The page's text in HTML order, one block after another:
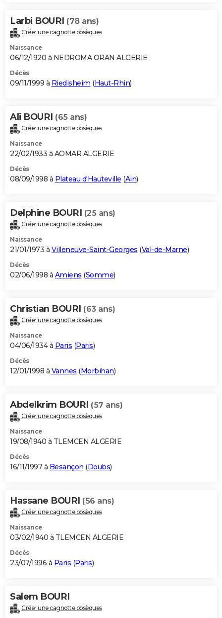
Larbi BOURI (78 ans)
Créer une cagnotte obsèques
Naissance
06/12/1920 à NEDROMA ORAN ALGERIE
Décès
09/11/1999 à Riedisheim (Haut-Rhin)
Ali BOURI (65 ans)
Créer une cagnotte obsèques
Naissance
22/02/1933 à AOMAR ALGERIE
Décès
08/09/1998 à Plateau d'Hauteville (Ain)
Delphine BOURI (25 ans)
Créer une cagnotte obsèques
Naissance
21/01/1973 à Villeneuve-Saint-Georges (Val-de-Marne)
Décès
02/06/1998 à Amiens (Somme)
Christian BOURI (63 ans)
Créer une cagnotte obsèques
Naissance
04/06/1934 à Paris (Paris)
Décès
12/01/1998 à Vannes (Morbihan)
Abdelkrim BOURI (57 ans)
Créer une cagnotte obsèques
Naissance
19/08/1940 à TLEMCEN ALGERIE
Décès
16/11/1997 à Besançon (Doubs)
Hassane BOURI (56 ans)
Créer une cagnotte obsèques
Naissance
03/02/1940 à TLEMCEN ALGERIE
Décès
23/07/1996 à Paris (Paris)
Salem BOURI
Créer une cagnotte obsèques